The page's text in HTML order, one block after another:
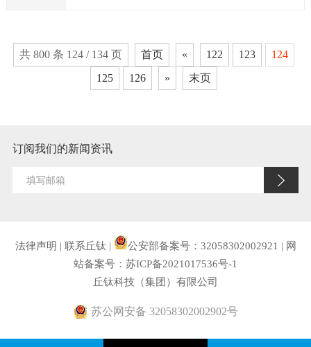
共 800 条 124 / 134 页 首页 « 122 123
124
125
126 » 末页
订阅我们的新闻资讯
法律声明 | 联系丘钛| 公安部备案号：32058302002921 | 网
站备案号：苏ICP备2021017536号-1
丘钛科技（集团）有限公司
苏公网安备 32058302002902号